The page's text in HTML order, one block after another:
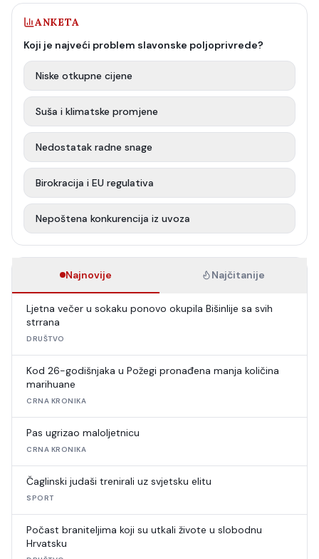
ANKETA
Koji je najveći problem slavonske poljoprivrede?
Niske otkupne cijene
Suša i klimatske promjene
Nedostatak radne snage
Birokracija i EU regulativa
Nepoštena konkurencija iz uvoza
Najnovije Najčitanije
Ljetna večer u sokaku ponovo okupila Bišinlije sa svih
strrana
DRUŠTVO
Kod 26-godišnjaka u Požegi pronađena manja količina
marihuane
CRNA KRONIKA
Pas ugrizao maloljetnicu
CRNA KRONIKA
Čaglinski judaši trenirali uz svjetsku elitu
SPORT
Počast braniteljima koji su utkali živote u slobodnu
Hrvatsku